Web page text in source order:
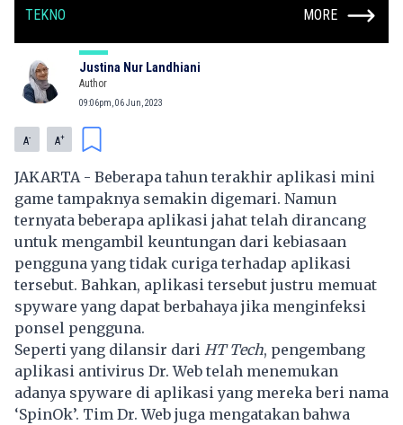
TEKNO MORE
Justina Nur Landhiani
Author
09:06pm, 06 Jun, 2023
A- A+
JAKARTA - Beberapa tahun terakhir aplikasi mini
game tampaknya semakin digemari. Namun
ternyata beberapa aplikasi jahat telah dirancang
untuk mengambil keuntungan dari kebiasaan
pengguna yang tidak curiga terhadap aplikasi
tersebut. Bahkan, aplikasi tersebut justru memuat
spyware yang dapat berbahaya jika menginfeksi
ponsel pengguna.
Seperti yang dilansir dari HT Tech, pengembang
aplikasi antivirus Dr. Web telah menemukan
adanya spyware di aplikasi yang mereka beri nama
‘SpinOk’. Tim Dr. Web juga mengatakan bahwa